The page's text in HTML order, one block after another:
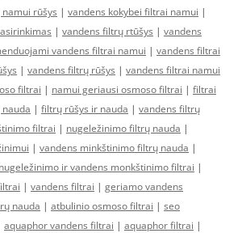
rūšys | vandens kokybei filtrai namui |
| vandens filtrų rtūšys | vandens
vandens filtrai namui | vandens filtrai
| vandens filtrų rūšys | vandens filtrai namui
filtrai | namui geriausi osmoso filtrai | filtrai
| filtrų rūšys ir nauda | vandens filtrų
filtrai | nugeležinimo filtrų nauda |
| vandens minkštinimo filtrų nauda |
nugeležinimo ir vandens monkštinimo filtrai |
| vandens filtrai | geriamo vandens
nauda | atbulinio osmoso filtrai | seo
aquaphor vandens filtrai | aquaphor filtrai |